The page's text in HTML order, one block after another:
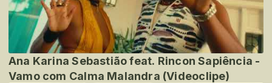
Ana Karina Sebastião feat. Rincon Sapiência -
Vamo com Calma Malandra (Videoclipe)